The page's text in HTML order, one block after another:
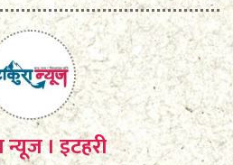
न्यूज । इटहरी